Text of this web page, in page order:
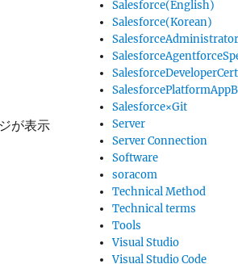
が表示
Salesforce(English)
Salesforce(Korean)
Salesforce×Git
Server
Server Connection
Software
soracom
Technical Method
Technical terms
Tools
Visual Studio
Visual Studio Code